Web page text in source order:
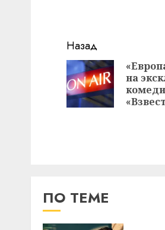
Навигация
записи
Назад
на
ПО ТЕМЕ